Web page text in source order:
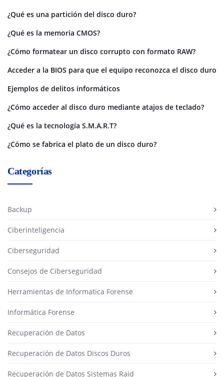
¿Qué es una partición del disco duro?
¿Qué es la memoria CMOS?
¿Cómo formatear un disco corrupto con formato RAW?
Acceder a la BIOS para que el equipo reconozca el disco duro
Ejemplos de delitos informáticos
¿Cómo acceder al disco duro mediante atajos de teclado?
¿Qué es la tecnología S.M.A.R.T?
¿Cómo se fabrica el plato de un disco duro?
Categorías
Backup
Ciberinteligencia
Ciberseguridad
Consejos de Ciberseguridad
Herramientas de Informatica Forense
Informática Forense
Recuperación de Datos
Recuperación de Datos Discos Duros
Recuperación de Datos Sistemas Raid